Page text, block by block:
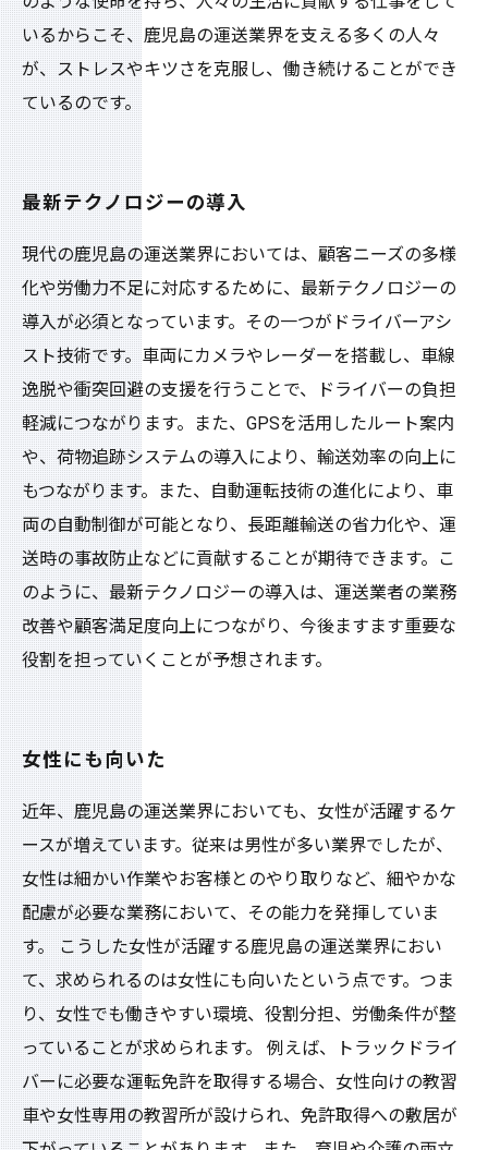
いるからこそ、鹿児島の運送業界を支える多くの人々
が、ストレスやキツさを克服し、働き続けることができ
ているのです。
最新テクノロジーの導入
現代の鹿児島の運送業界においては、顧客ニーズの多様
化や労働力不足に対応するために、最新テクノロジーの
導入が必須となっています。その一つがドライバーアシ
スト技術です。車両にカメラやレーダーを搭載し、車線
逸脱や衝突回避の支援を行うことで、ドライバーの負担
軽減につながります。また、GPSを活用したルート案内
や、荷物追跡システムの導入により、輸送効率の向上に
もつながります。また、自動運転技術の進化により、車
両の自動制御が可能となり、長距離輸送の省力化や、運
送時の事故防止などに貢献することが期待できます。こ
のように、最新テクノロジーの導入は、運送業者の業務
改善や顧客満足度向上につながり、今後ますます重要な
役割を担っていくことが予想されます。
女性にも向いた
近年、鹿児島の運送業界においても、女性が活躍するケ
ースが増えています。従来は男性が多い業界でしたが、
女性は細かい作業やお客様とのやり取りなど、細やかな
配慮が必要な業務において、その能力を発揮していま
す。 こうした女性が活躍する鹿児島の運送業界におい
て、求められるのは女性にも向いたという点です。つま
り、女性でも働きやすい環境、役割分担、労働条件が整
っていることが求められます。 例えば、トラックドライ
バーに必要な運転免許を取得する場合、女性向けの教習
車や女性専用の教習所が設けられ、免許取得への敷居が